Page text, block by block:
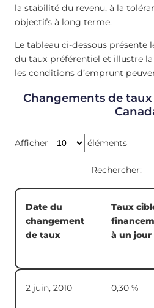
la stabilité du revenu, à la
objectifs à long terme.
Le tableau ci-dessous présente
du taux préférentiel et illustre
les conditions d’emprunt
Changements de
Afficher éléments
Rechercher:
Date du
changement
de taux
Taux
à un jour
changement
2 juin, 2010 0,30 %